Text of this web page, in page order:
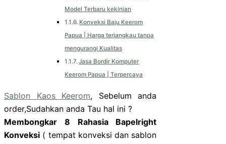
Model Terbaru kekinian
Konveksi Baju Keerom
Papua | Harga terjangkau tanpa
mengurangi Kualitas
Jasa Bordir Komputer
Keerom Papua | Terpercaya
Sablon Kaos Keerom, Sebelum anda
order,Sudahkan anda Tau hal ini ?
Membongkar 8 Rahasia Bapelright
Konveksi ( tempat konveksi dan sablon